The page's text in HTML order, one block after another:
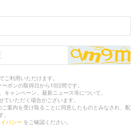
利用いただけます。
ポンの取得日から10日間です。
ャンペーン、最新ニュース等について、
ていただく場合がございます。
案内を受け取ることに同意したものとみなされ、配
。
バシー をご確認ください。